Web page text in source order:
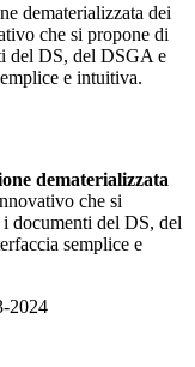
dematerializzata dei
che si propone di
del DS, del DSGA e
e intuitiva.
dematerializzata
che si
documenti del DS, del
semplice e
2024